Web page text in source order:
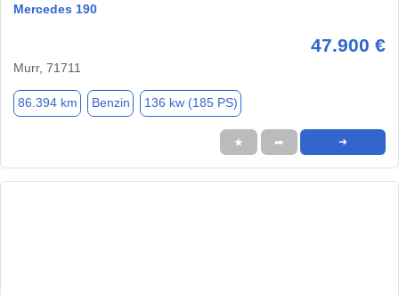
Mercedes 190
47.900 €
Murr, 71711
86.394 km Benzin 136 kw (185 PS)
★ ➦ ➜